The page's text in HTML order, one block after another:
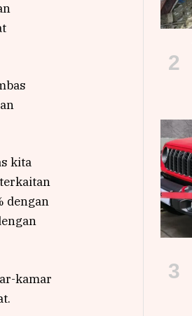
kita
dengan
kamar